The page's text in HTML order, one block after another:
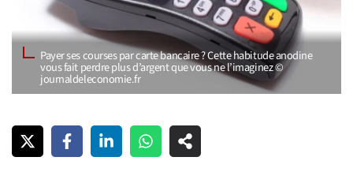
Payer ses courses par carte bancaire ? Cette habitude anodine
vous fait perdre plus d’argent que vous ne l’imaginez ©
journaldeleconomie.fr